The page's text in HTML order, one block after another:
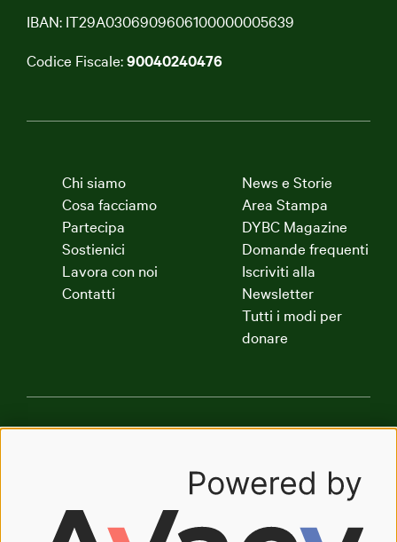
IBAN: IT29A0306909606100000005639
Codice Fiscale:90040240476
Chi siamo
Cosa facciamo
Partecipa
Sostienici
Lavora con noi
Contatti
News e Storie
Area Stampa
DYBC Magazine
Domande frequenti
Iscriviti alla
Newsletter
Tutti i modi per
donare
The Good Company
Oasyhotel